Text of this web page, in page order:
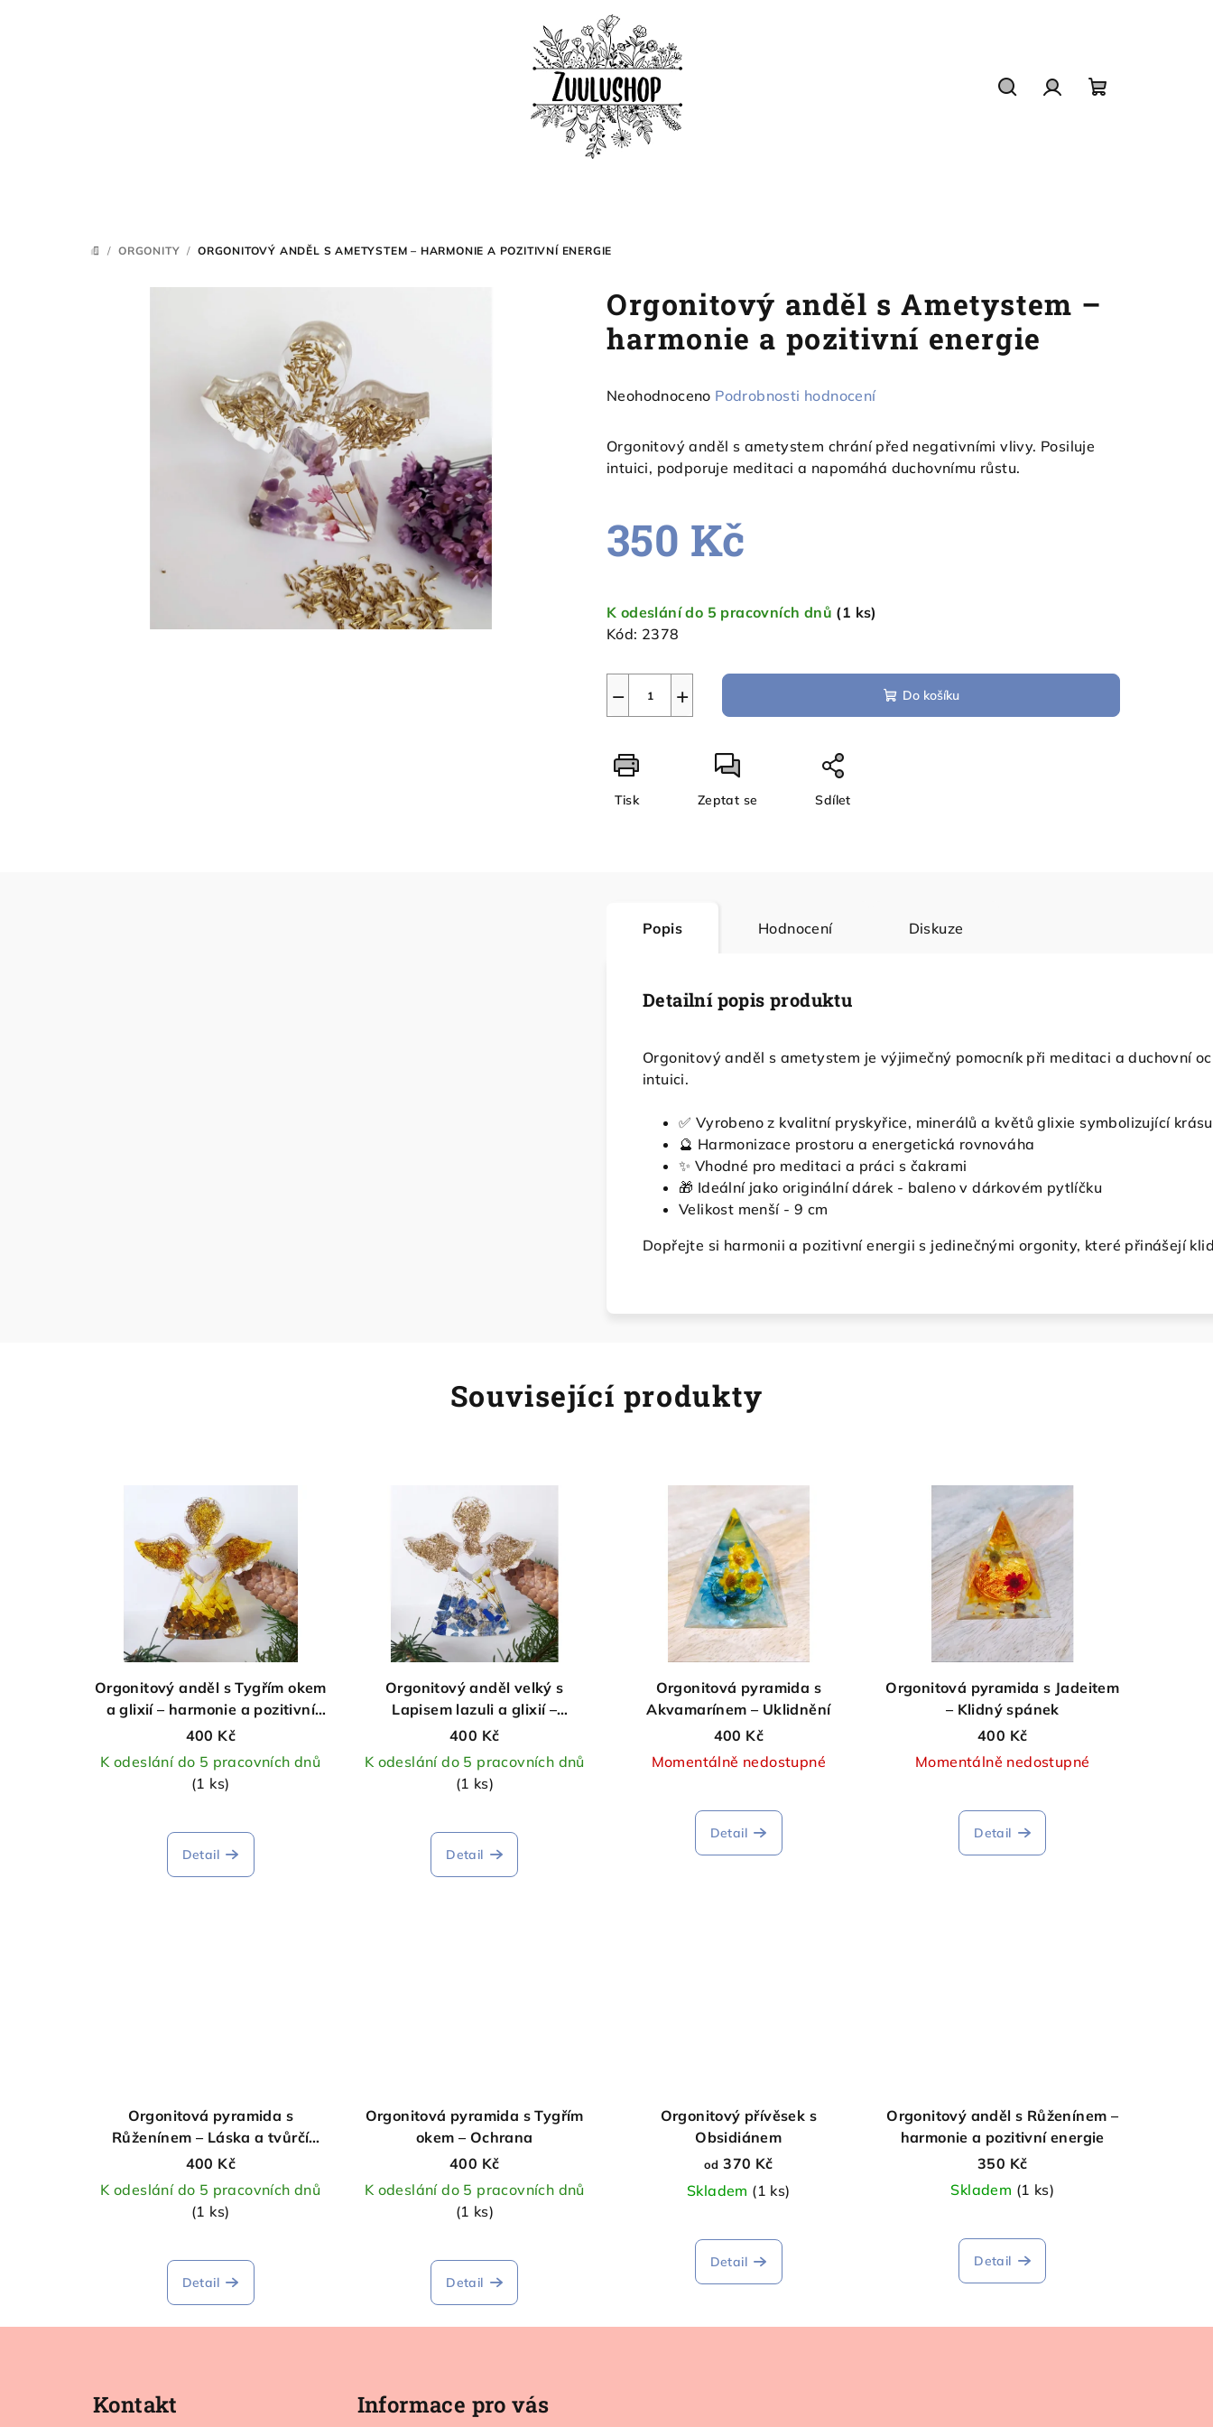
DOMŮ
/ ORGONITY / ORGONITOVÝ ANDĚL S AMETYSTEM – HARMONIE A POZITIVNÍ ENERGIE
Orgonitový anděl s Ametystem –
harmonie a pozitivní energie
Průměrné
produktu
je
5
hvězdiček.
Neohodnoceno Podrobnosti hodnocení
Orgonitový anděl s ametystem chrání před negativními vlivy. Posiluje
intuici, podporuje meditaci a napomáhá duchovnímu růstu.
350 Kč
cena:
K odeslání do 5 pracovních dnů (1 ks)
Kód: 2378
+
− Do košíku
Tisk Zeptat se Sdílet
Popis Hodnocení Diskuze
Detailní popis produktu
Orgonitový anděl s ametystem je výjimečný pomocník při meditaci a duchovní
intuici.
✅ Vyrobeno z kvalitní pryskyřice, minerálů a květů glixie symbolizující krásu
🔮 Harmonizace prostoru a energetická rovnováha
✨ Vhodné pro meditaci a práci s čakrami
🎁 Ideální jako originální dárek - baleno v dárkovém pytlíčku
Velikost menší - 9 cm
Dopřejte si harmonii a pozitivní energii s jedinečnými orgonity, které přinášejí
Související produkty
Orgonitový anděl s Tygřím okem
a glixií – harmonie a pozitivní
energie
400 Kč
K odeslání do 5 pracovních dnů
(1 ks)
Detail
Orgonitový anděl velký s
Lapisem lazuli a glixií –
harmonie a pozitivní energie
400 Kč
K odeslání do 5 pracovních dnů
(1 ks)
Detail
Orgonitová pyramida s
Akvamarínem – Uklidnění
400 Kč
Momentálně nedostupné
Detail
Orgonitová pyramida s Jadeitem
– Klidný spánek
400 Kč
Momentálně nedostupné
Detail
Orgonitová pyramida s
Růženínem – Láska a tvůrčí
myšlení
400 Kč
K odeslání do 5 pracovních dnů
(1 ks)
hodnocení
produktu
je
5,0
Detail
Orgonitová pyramida s Tygřím
okem – Ochrana
400 Kč
K odeslání do 5 pracovních dnů
(1 ks)
Detail
Orgonitový přívěsek s
Obsidiánem
od 370 Kč
Skladem (1 ks)
hodnocení
produktu
je
z
Detail
Orgonitový anděl s Růženínem –
harmonie a pozitivní energie
350 Kč
Skladem (1 ks)
Detail
Kontakt Informace pro vás